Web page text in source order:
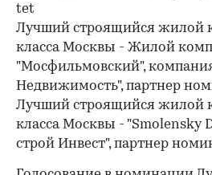
tet
Лучший строящийся жилой
класса Москвы - Жилой
"Мосфильмовский",
Недвижимость", партнер
Лучший строящийся жилой
класса Москвы - "Smolensky
строй Инвест", партнер